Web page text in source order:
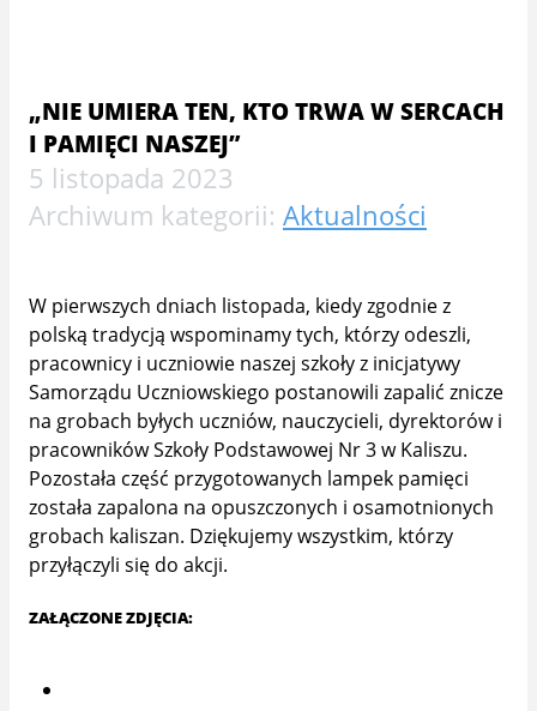
„NIE UMIERA TEN, KTO TRWA W SERCACH
I PAMIĘCI NASZEJ”
5 listopada 2023
Archiwum kategorii: Aktualności
W pierwszych dniach listopada, kiedy zgodnie z
polską tradycją wspominamy tych, którzy odeszli,
pracownicy i uczniowie naszej szkoły z inicjatywy
Samorządu Uczniowskiego postanowili zapalić znicze
na grobach byłych uczniów, nauczycieli, dyrektorów i
pracowników Szkoły Podstawowej Nr 3 w Kaliszu.
Pozostała część przygotowanych lampek pamięci
została zapalona na opuszczonych i osamotnionych
grobach kaliszan. Dziękujemy wszystkim, którzy
przyłączyli się do akcji.
ZAŁĄCZONE ZDJĘCIA: